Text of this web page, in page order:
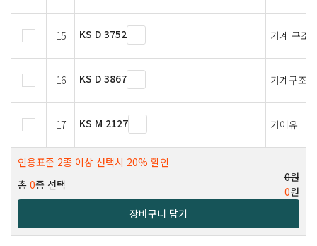
15 KS D 3752 기계 구조
16 KS D 3867 기계구조
17 KS M 2127 기어유
인용표준 2종 이상 선택시 20% 할인
총 0종 선택
0원
0원
장바구니 담기